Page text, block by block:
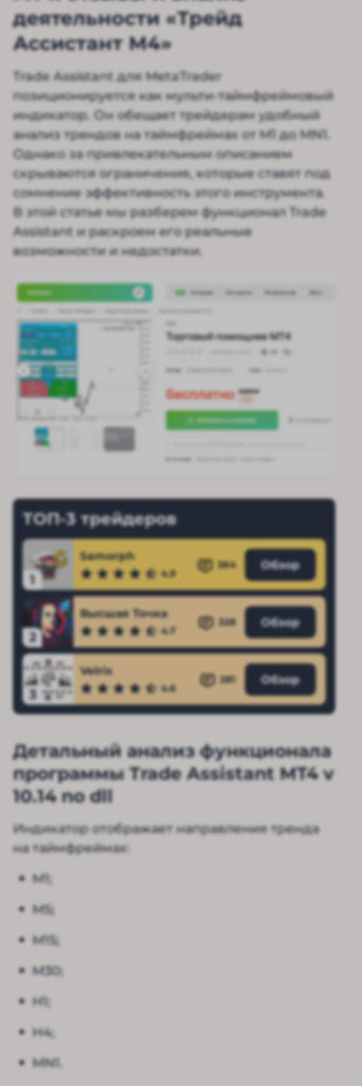
деятельности «Трейд
Ассистант М4»
Trade Assistant для MetaTrader
позиционируется как мульти-таймфреймовый
индикатор. Он обещает трейдерам удобный
анализ трендов на таймфреймах от M1 до MN1.
Однако за привлекательным описанием
скрываются ограничения, которые ставят под
сомнение эффективность этого инструмента.
В этой статье мы разберем функционал Trade
Assistant и раскроем его реальные
возможности и недостатки.
ТОП-3 трейдеров
1
Samorph
4.9
364 Обзор
2
Высшая Точка
4.7
328 Обзор
3
Velrix
4.6
281 Обзор
Детальный анализ функционала
программы Trade Assistant MT4 v
10.14 no dll
Индикатор отображает направления тренда
на таймфреймах:
M1;
M5;
M15;
M30;
H1;
H4;
MN1.